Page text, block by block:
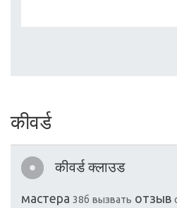
कीवर्ड
कीवर्ड क्लाउड
мастера 38б вызвать отзыв